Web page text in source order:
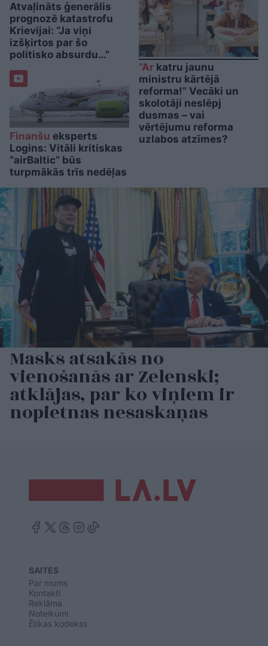
Atvaļināts ģenerālis
prognozē katastrofu
Krievijai: “Ja viņi
izšķirtos par šo
politisko absurdu…”
Finanšu eksperts
Logins: Vitāli kritiskas
“airBaltic” būs
turpmākās trīs nedēļas
“Ar katru jaunu
ministru kārtējā
reforma!” Vecāki un
skolotāji neslēpj
dusmas – vai
vērtējumu reforma
uzlabos atzīmes?
Masks atsakās no
vienošanās ar Zelenski;
atklājas, par ko viņiem ir
nopietnas nesaskaņas
SAITES
Par mums
Kontakti
Reklāma
Noteikumi
Ētikas kodekss